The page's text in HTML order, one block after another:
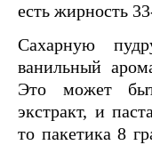
есть жирность
Сахарную
ванильный
Это может
экстракт, и
то пакетика 8